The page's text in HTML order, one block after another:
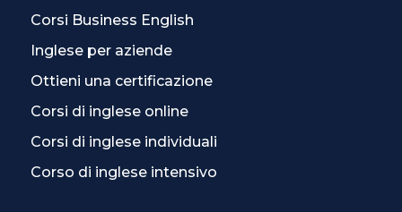
Corsi Business English
Inglese per aziende
Ottieni una certificazione
Corsi di inglese online
Corsi di inglese individuali
Corso di inglese intensivo